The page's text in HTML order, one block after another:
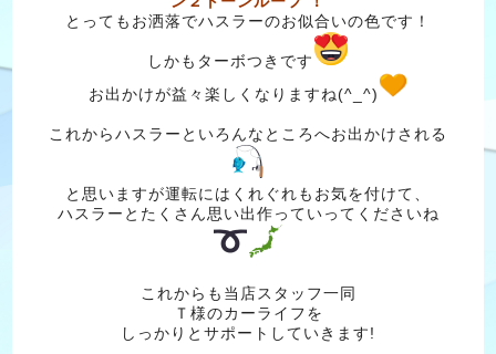
とってもお洒落でハスラーのお似合いの色です！
しかもターボつきです
お出かけが益々楽しくなりますね(^_^)
これからハスラーといろんなところへお出かけされる
と思いますが運転にはくれぐれもお気を付けて、
ハスラーとたくさん思い出作っていってくださいね
これからも当店スタッフ一同
Ｔ様のカーライフを
しっかりとサポートしていきます!